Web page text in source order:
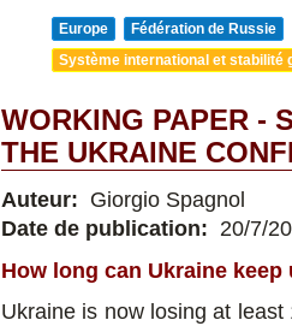
Europe
Fédération de Russie
Système international et stabilité
WORKING PAPER -
THE UKRAINE
Auteur: Giorgio Spagnol
Date de publication: 20/7/
How long can Ukraine
Ukraine is now losing at